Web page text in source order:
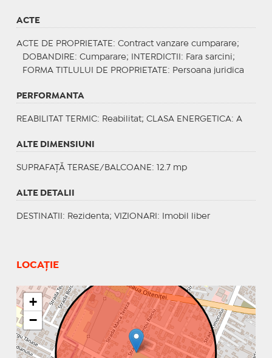
ACTE
ACTE DE PROPRIETATE : Contract vanzare cumparare;
DOBANDIRE : Cumparare; INTERDICTII : Fara sarcini;
FORMA TITLULUI DE PROPRIETATE : Persoana juridica
PERFORMANTA
REABILITAT TERMIC: Reabilitat; CLASA ENERGETICA: A
ALTE DIMENSIUNI
SUPRAFAȚĂ TERASE/BALCOANE: 12.7 mp
ALTE DETALII
DESTINATII : Rezidenta; VIZIONARI : Imobil liber
LOCAȚIE
+
−